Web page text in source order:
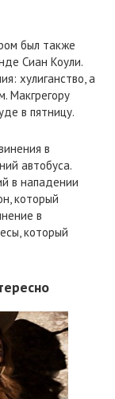
был также
Сиан Коули.
хулиганство, а
Макгрегору
в пятницу.
в
автобуса.
в нападении
который
в
который